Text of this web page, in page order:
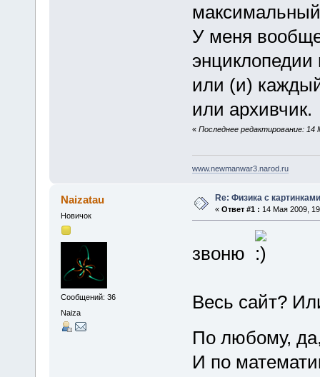
У меня
энциклопедии
или (и)
или архивчик.
« Последнее редактирование: 14
www.newmanwar3.narod.ru
Naizatau
Новичок
Сообщений: 36
Naiza
Re: Физика с картинками
« Ответ #1 : 14 Мая 2009,
звоню
Весь сайт?
По любому,
И по